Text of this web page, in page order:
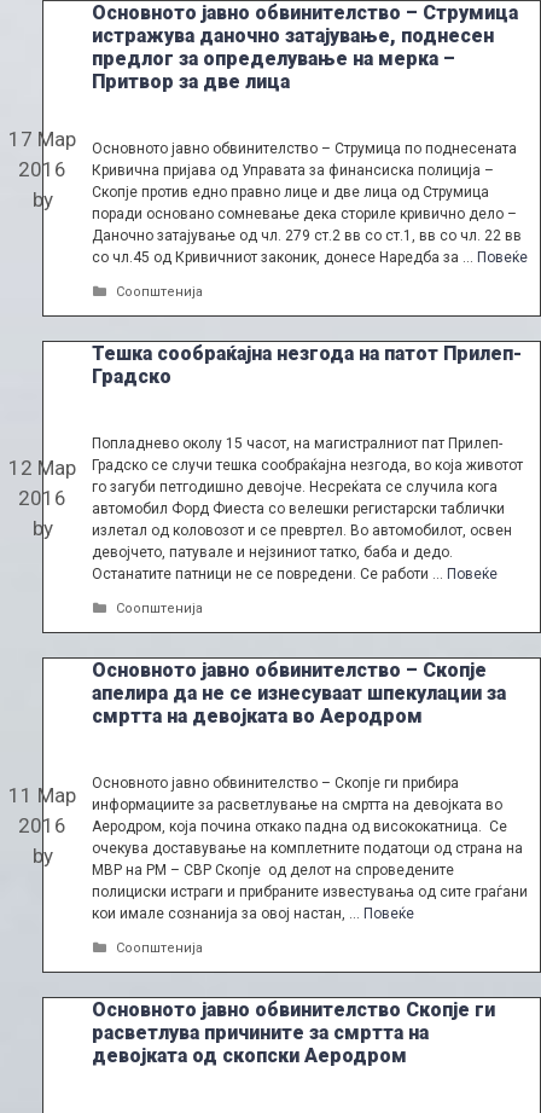
Основното јавно обвинителство – Струмица
истражува даночно затајување, поднесен
предлог за определување на мерка –
Притвор за две лица
17 Мар
2016
by
Основното јавно обвинителство – Струмица по поднесената
Кривична пријава од Управата за финансиска полиција –
Скопје против едно правно лице и две лица од Струмица
поради основано сомневање дека сториле кривично дело –
Даночно затајување од чл. 279 ст.2 вв со ст.1, вв со чл. 22 вв
со чл.45 од Кривичниот законик, донесе Наредба за … Повеќе
Categories
Соопштенија
Тешка сообраќајна незгода на патот Прилеп-
Градско
12 Мар
2016
by
Попладнево околу 15 часот, на магистралниот пат Прилеп-
Градско се случи тешка сообраќајна незгода, во која животот
го загуби петгодишно девојче. Несреќата се случила кога
автомобил Форд Фиеста со велешки регистарски таблички
излетал од коловозот и се превртел. Во автомобилот, освен
девојчето, патувале и нејзиниот татко, баба и дедо.
Останатите патници не се повредени. Се работи … Повеќе
Categories
Соопштенија
Основното јавно обвинителство – Скопје
апелира да не се изнесуваат шпекулации за
смртта на девојката во Аеродром
11 Мар
2016
by
Основното јавно обвинителство – Скопје ги прибира
информациите за расветлување на смртта на девојката во
Аеродром, која почина откако падна од висококатница. Се
очекува доставување на комплетните податоци од страна на
МВР на РМ – СВР Скопје од делот на спроведените
полициски истраги и прибраните известувања од сите граѓани
кои имале сознанија за овој настан, … Повеќе
Categories
Соопштенија
Основното јавно обвинителство Скопје ги
расветлува причините за смртта на
девојката од скопски Аеродром